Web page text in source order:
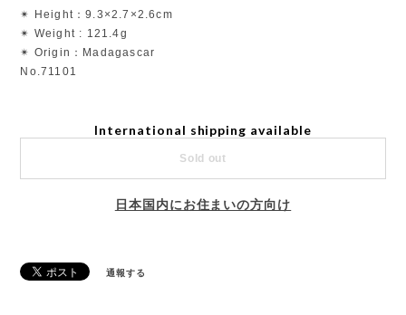
✴︎ Height：9.3×2.7×2.6cm
✴︎ Weight : 121.4g
✴︎ Origin：Madagascar
No.71101
International shipping available
Sold out
日本国内にお住まいの方向け
通報する